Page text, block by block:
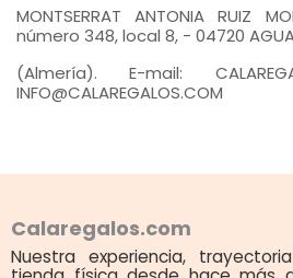
MONTSERRAT ANTONIA RUIZ
número 348, local 8, - 04720
(Almería). E-mail:
INFO@CALAREGALOS.COM
Calaregalos.com
Nuestra experiencia,